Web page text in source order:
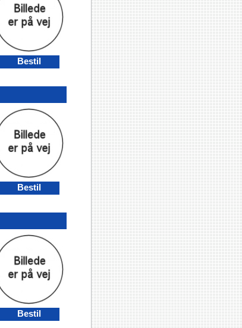
Bestil
Bestil
Bestil